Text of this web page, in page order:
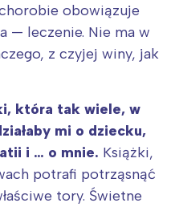
obowiązuje
— leczenie. Nie ma w
z czyjej winy, jak
która tak wiele, w
mi o dziecku,
i … o mnie. Książki,
potrafi potrząsnąć
tory. Świetne